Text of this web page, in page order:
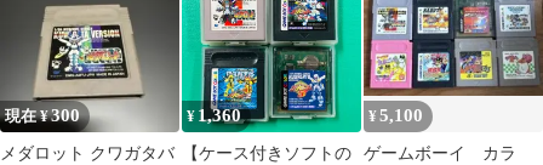
現在 ¥300
メダロット クワガタバ
¥ 1,360
【ケース付きソフトの
¥5,100
ゲームボーイ カラ